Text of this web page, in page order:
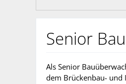
Senior
Als Senior
dem Brückenbau- und